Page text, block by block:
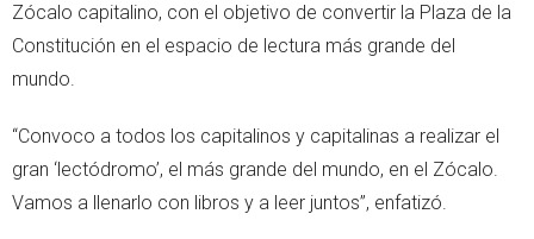
Zócalo capitalino, con el objetivo de convertir la Plaza de la
Constitución en el espacio de lectura más grande del
mundo.
“Convoco a todos los capitalinos y capitalinas a realizar el
gran ‘lectódromo’, el más grande del mundo, en el Zócalo.
Vamos a llenarlo con libros y a leer juntos”, enfatizó.